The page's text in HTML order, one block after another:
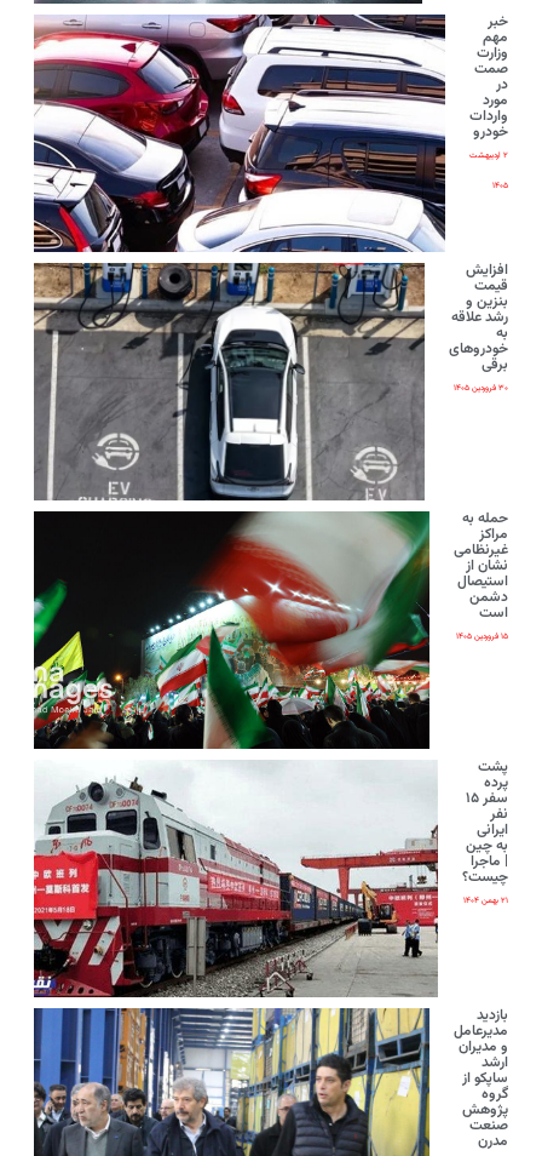
خبر
مهم
وزارت
صمت
در
مورد
واردات
خودرو
۲ اردیبهشت
۱۴۰۵
افزایش
قیمت
بنزین و
رشد علاقه
به
خودروهای
برقی
۳۰ فروردین ۱۴۰۵
حمله به
مراکز
غیرنظامی
نشان از
استیصال
دشمن
است
۱۵ فروردین ۱۴۰۵
پشت
پرده
سفر ۱۵
نفر
ایرانی‌
به چین
| ماجرا
چیست؟
۲۱ بهمن ۱۴۰۴
بازدید
مدیرعامل
و مدیران
ارشد
ساپکو از
گروه
پژوهش
صنعت
مدرن